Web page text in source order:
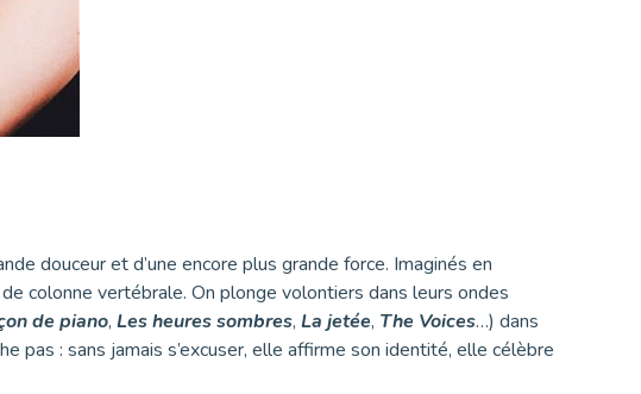
douceur et d’une encore plus grande force. Imaginés en
colonne vertébrale. On plonge volontiers dans leurs ondes
de piano, Les heures sombres, La jetée, The Voices…) dans
pas : sans jamais s’excuser, elle affirme son identité, elle célèbre